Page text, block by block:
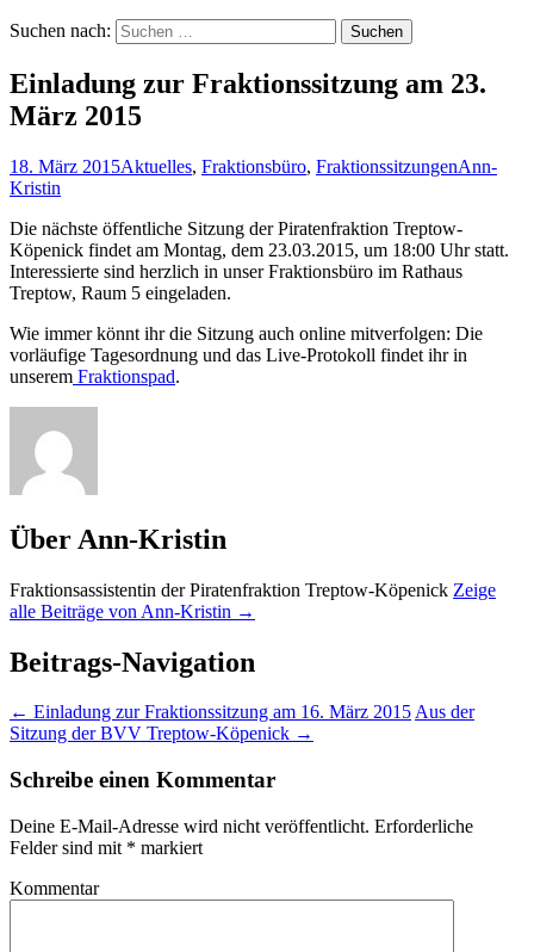
Suchen nach:
Einladung zur Fraktionssitzung am 23.
März 2015
18. März 2015Aktuelles, Fraktionsbüro, FraktionssitzungenAnn-
Kristin
Die nächste öffentliche Sitzung der Piratenfraktion Treptow-
Köpenick findet am Montag, dem 23.03.2015, um 18:00 Uhr statt.
Interessierte sind herzlich in unser Fraktionsbüro im Rathaus
Treptow, Raum 5 eingeladen.
Wie immer könnt ihr die Sitzung auch online mitverfolgen: Die
vorläufige Tagesordnung und das Live-Protokoll findet ihr in
unserem Fraktionspad.
Über Ann-Kristin
Fraktionsassistentin der Piratenfraktion Treptow-Köpenick Zeige
alle Beiträge von Ann-Kristin →
Beitrags-Navigation
← Einladung zur Fraktionssitzung am 16. März 2015Aus der
Sitzung der BVV Treptow-Köpenick →
Schreibe einen Kommentar
Deine E-Mail-Adresse wird nicht veröffentlicht. Erforderliche
Felder sind mit * markiert
Kommentar